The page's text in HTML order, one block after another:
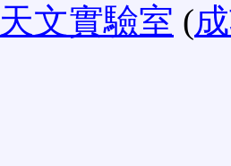
天文實驗室 (